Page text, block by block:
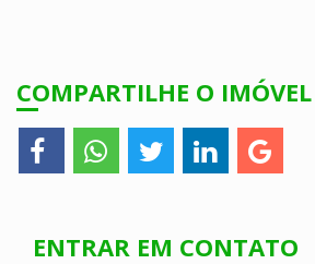
COMPARTILHE O IMÓVEL
ENTRAR EM CONTATO